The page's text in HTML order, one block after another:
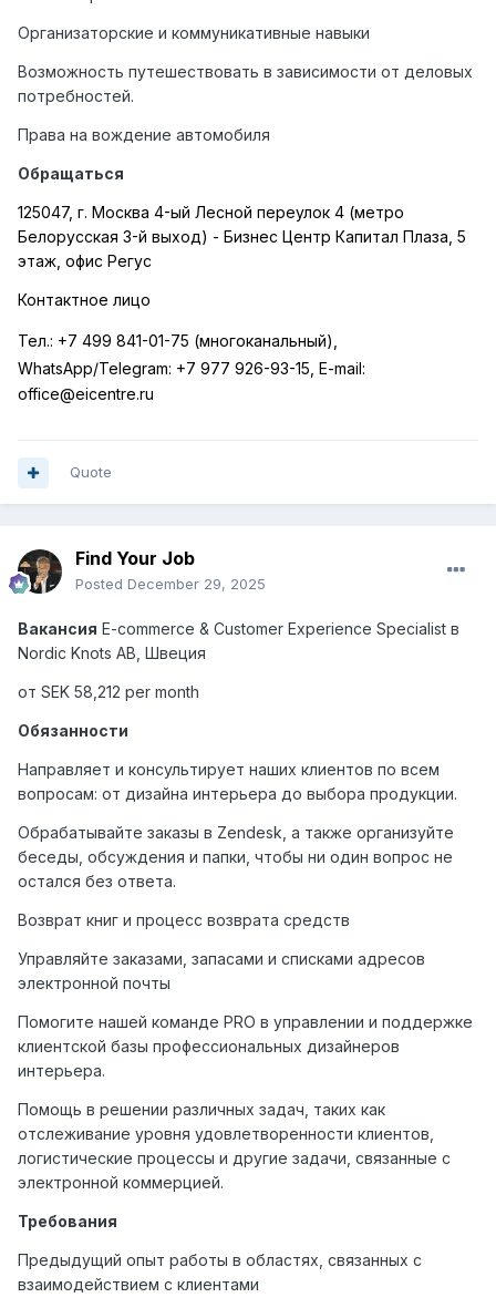
Организаторские и коммуникативные навыки
Возможность путешествовать в зависимости от деловых
потребностей.
Права на вождение автомобиля
Обращаться
125047, г. Москва 4-ый Лесной переулок 4 (метро
Белорусская 3-й выход) - Бизнес Центр Капитал Плаза, 5
этаж, офис Регус
Контактное лицо
Тел.: +7 499 841-01-75 (многоканальный),
WhatsApp/Telegram: +7 977 926-93-15, E-mail:
office@eicentre.ru
Quote
Find Your Job
Posted December 29, 2025
Вакансия E-commerce & Customer Experience Specialist в
Nordic Knots AB, Швеция
от SEK 58,212 per month
Обязанности
Направляет и консультирует наших клиентов по всем
вопросам: от дизайна интерьера до выбора продукции.
Обрабатывайте заказы в Zendesk, а также организуйте
беседы, обсуждения и папки, чтобы ни один вопрос не
остался без ответа.
Возврат книг и процесс возврата средств
Управляйте заказами, запасами и списками адресов
электронной почты
Помогите нашей команде PRO в управлении и поддержке
клиентской базы профессиональных дизайнеров
интерьера.
Помощь в решении различных задач, таких как
отслеживание уровня удовлетворенности клиентов,
логистические процессы и другие задачи, связанные с
электронной коммерцией.
Требования
Предыдущий опыт работы в областях, связанных с
взаимодействием с клиентами